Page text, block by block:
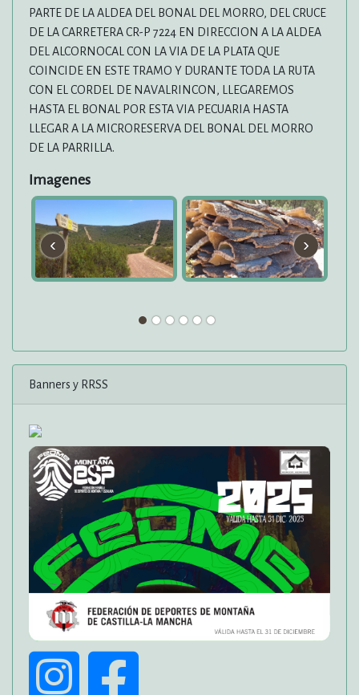
PARTE DE LA ALDEA DEL BONAL DEL MORRO, DEL CRUCE
DE LA CARRETERA CR-P 7224 EN DIRECCION A LA ALDEA
DEL ALCORNOCAL CON LA VIA DE LA PLATA QUE
COINCIDE EN ESTE TRAMO Y DURANTE TODA LA RUTA
CON EL CORDEL DE NAVALRINCON, LLEGAREMOS
HASTA EL BONAL POR ESTA VIA PECUARIA HASTA
LLEGAR A LA MICRORESERVA DEL BONAL DEL MORRO
DE LA PARRILLA.
Imagenes
‹ ›
Banners y RRSS